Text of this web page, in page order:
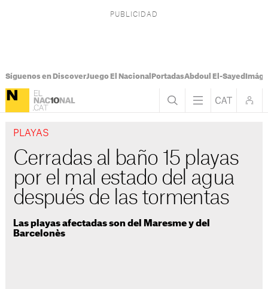
Síguenos en DiscoverJuego El Nacional PortadasAbdoul El-Sayed
PLAYAS
Cerradas al baño 15 playas
por el mal estado del agua
después de las tormentas
Las playas afectadas son del Maresme y del
Barcelonès